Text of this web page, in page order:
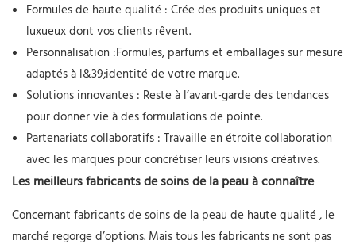
Formules de haute qualité : Crée des produits uniques et
luxueux dont vos clients rêvent.
Personnalisation :Formules, parfums et emballages sur mesure
adaptés à l&39;identité de votre marque.
Solutions innovantes : Reste à l’avant-garde des tendances
pour donner vie à des formulations de pointe.
Partenariats collaboratifs : Travaille en étroite collaboration
avec les marques pour concrétiser leurs visions créatives.
Les meilleurs fabricants de soins de la peau à connaître
Concernant fabricants de soins de la peau de haute qualité , le
marché regorge d’options. Mais tous les fabricants ne sont pas